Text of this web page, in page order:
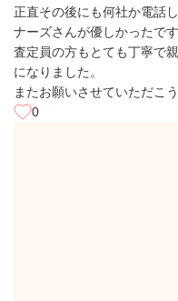
正直その後にも何社か電話
ナーズさんが優しかったで
査定員の方もとても丁寧で
になりました。
またお願いさせていただこ
0